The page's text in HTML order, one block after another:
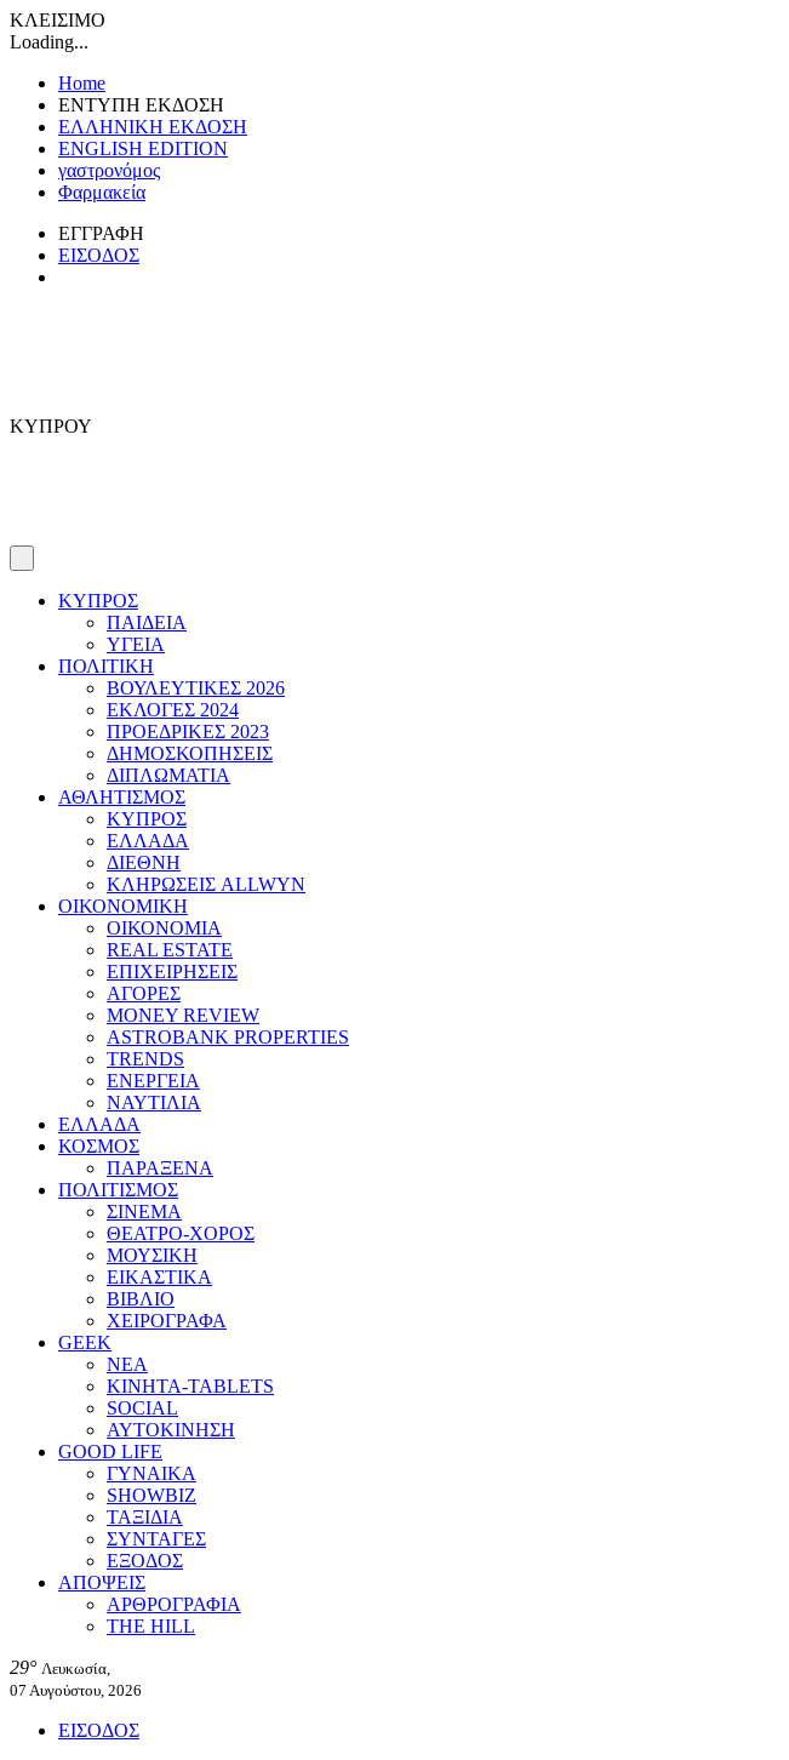
ΚΛΕΙΣΙΜΟ
Loading...
Home
ΕΝΤΥΠΗ ΕΚΔΟΣΗ
ΕΛΛΗΝΙΚΗ ΕΚΔΟΣΗ
ENGLISH EDITION
γαστρονόμος
Φαρμακεία
ΕΓΓΡΑΦΗ
ΕΙΣΟΔΟΣ
ΚΥΠΡΟΥ
ΚΥΠΡΟΣ
ΠΑΙΔΕΙΑ
ΥΓΕΙΑ
ΠΟΛΙΤΙΚΗ
ΒΟΥΛΕΥΤΙΚΕΣ 2026
ΕΚΛΟΓΕΣ 2024
ΠΡΟΕΔΡΙΚΕΣ 2023
ΔΗΜΟΣΚΟΠΗΣΕΙΣ
ΔΙΠΛΩΜΑΤΙΑ
ΑΘΛΗΤΙΣΜΟΣ
ΚΥΠΡΟΣ
ΕΛΛΑΔΑ
ΔΙΕΘΝΗ
ΚΛΗΡΩΣΕΙΣ ALLWYN
ΟΙΚΟΝΟΜΙΚΗ
ΟΙΚΟΝΟΜΙΑ
REAL ESTATE
ΕΠΙΧΕΙΡΗΣΕΙΣ
ΑΓΟΡΕΣ
MONEY REVIEW
ASTROBANK PROPERTIES
TRENDS
ΕΝΕΡΓΕΙΑ
ΝΑΥΤΙΛΙΑ
ΕΛΛΑΔΑ
ΚΟΣΜΟΣ
ΠΑΡΑΞΕΝΑ
ΠΟΛΙΤΙΣΜΟΣ
ΣΙΝΕΜΑ
ΘΕΑΤΡΟ-ΧΟΡΟΣ
ΜΟΥΣΙΚΗ
ΕΙΚΑΣΤΙΚΑ
ΒΙΒΛΙΟ
ΧΕΙΡΟΓΡΑΦΑ
GEEK
ΝΕΑ
ΚΙΝΗΤΑ-TABLETS
SOCIAL
ΑΥΤΟΚΙΝΗΣΗ
GOOD LIFE
ΓΥΝΑΙΚΑ
SHOWBIZ
ΤΑΞΙΔΙΑ
ΣΥΝΤΑΓΕΣ
ΕΞΟΔΟΣ
ΑΠΟΨΕΙΣ
ΑΡΘΡΟΓΡΑΦΙΑ
THE HILL
29° Λευκωσία,
07 Αυγούστου, 2026
ΕΙΣΟΔΟΣ